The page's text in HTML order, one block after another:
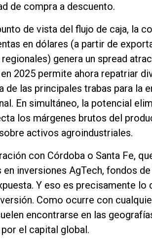
de compra a descuento.
de vista del flujo de caja, la
en dólares (a partir de
genera un spread
en 2025 permite ahora repatriar
de las principales trabas para la
En simultáneo, la potencial
los márgenes brutos del
activos agroindustriales.
con Córdoba o Santa Fe,
en inversiones AgTech, fondos
Y eso es precisamente lo
Como ocurre con
encontrarse en las
el capital global.